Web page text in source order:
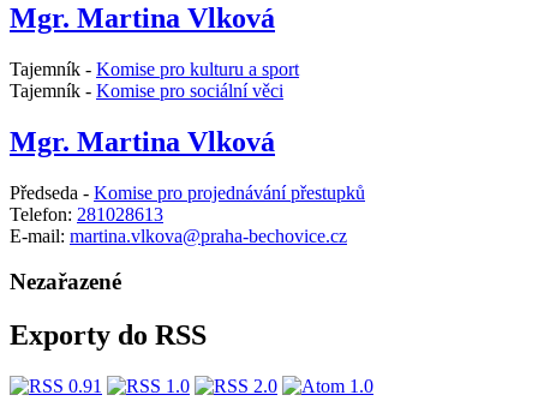
Mgr. Martina Vlková
Tajemník - Komise pro kulturu a sport
Tajemník - Komise pro sociální věci
Mgr. Martina Vlková
Předseda - Komise pro projednávání přestupků
Telefon: 281028613
E-mail: martina.vlkova@praha-bechovice.cz
Nezařazené
Exporty do RSS